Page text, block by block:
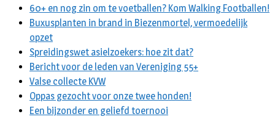
60+ en nog zin om te voetballen? Kom Walking Footballen!
Buxusplanten in brand in Biezenmortel, vermoedelijk
opzet
Spreidingswet asielzoekers: hoe zit dat?
Bericht voor de leden van Vereniging 55+
Valse collecte KVW
Oppas gezocht voor onze twee honden!
Een bijzonder en geliefd toernooi